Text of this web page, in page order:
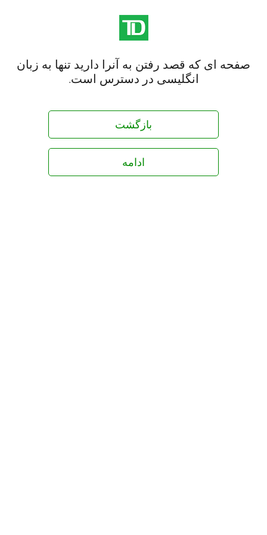
صفحه ای که قصد رفتن به آنرا دارید تنها به زبان
انگلیسی در دسترس است.
بازگشت
ادامه